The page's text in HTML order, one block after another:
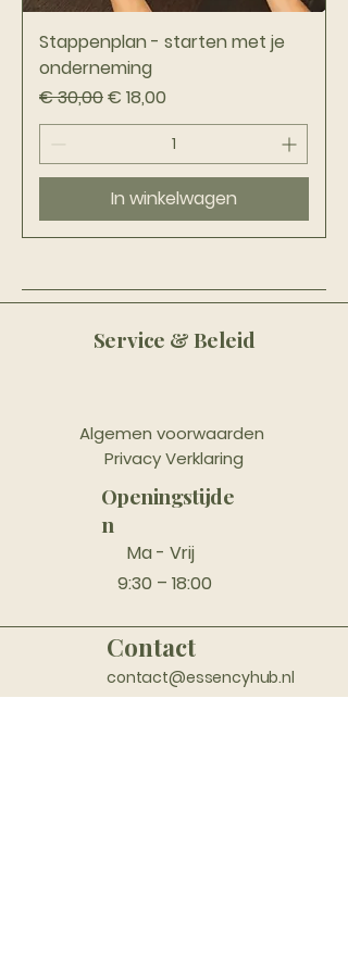
Stappenplan - starten met je
onderneming
Normale prijs
€ 30,00Verkoopprijs
€ 18,00
In winkelwagen
Service & Beleid
Algemen voorwaarden
Privacy Verklaring
Openingstijde
n
Ma - Vrij
9:30 – 18:00
Contact
contact@essencyhub.nl